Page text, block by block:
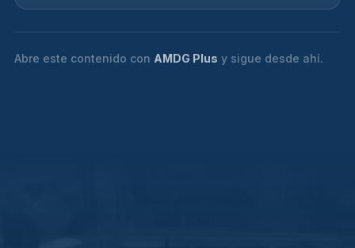
Abre este contenido con AMDG Plus y sigue desde ahí.